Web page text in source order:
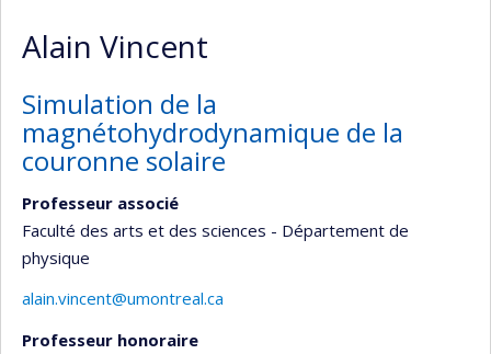
Alain Vincent
Simulation de la
magnétohydrodynamique de la
couronne solaire
Professeur associé
Faculté des arts et des sciences - Département de
physique
alain.vincent@umontreal.ca
Professeur honoraire